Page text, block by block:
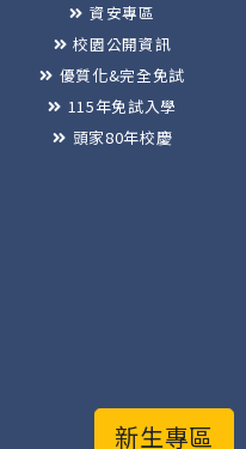
新生專區
資安專區
校園公開資訊
優質化&完全免試
115年免試入學
頭家80年校慶